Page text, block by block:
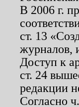
В 2006 г.
ст. 13
журналов,
Доступ к
ст. 24
редакции
Согласно